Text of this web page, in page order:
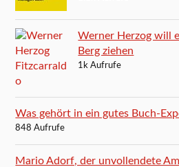
Werner Herzog will
Berg ziehen
1k Aufrufe
Was gehört in ein gutes Buch-
848 Aufrufe
Mario Adorf, der unvollendete